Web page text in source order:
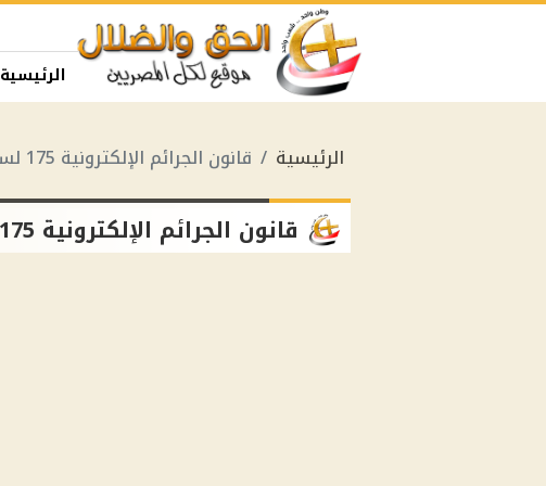
الرئيسية
الرئيسية قانون الجرائم الإلكترونية 175 لسنة 2018
قانون الجرائم الإلكترونية 175 لسنة 2018